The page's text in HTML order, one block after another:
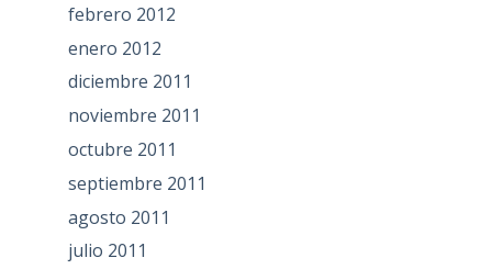
febrero 2012
enero 2012
diciembre 2011
noviembre 2011
octubre 2011
septiembre 2011
agosto 2011
julio 2011